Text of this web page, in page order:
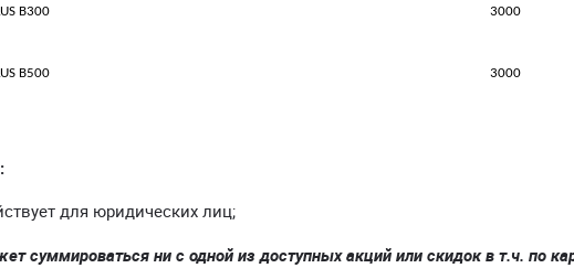
B300 3000
B500 3000
для юридических лиц;
суммироваться ни с одной из доступных акций или скидок в т.ч. по